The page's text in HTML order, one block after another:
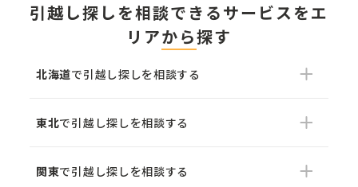
引越し探しを相談できるサービスをエ
リアから探す
北海道で引越し探しを相談する
東北で引越し探しを相談する
関東で引越し探しを相談する